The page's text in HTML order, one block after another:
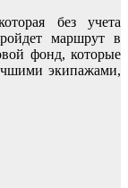
без учета
маршрут в
фонд, которые
экипажами,